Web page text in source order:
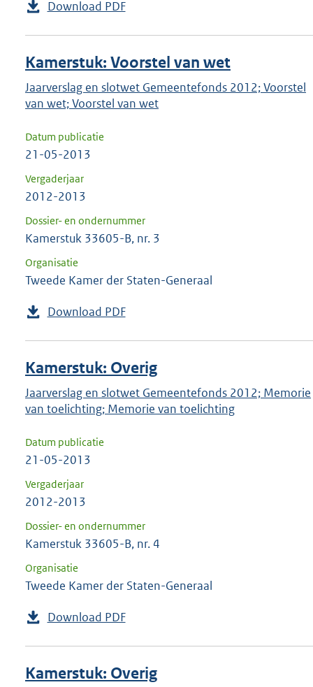
Download PDF
Kamerstuk: Voorstel van wet
Jaarverslag en slotwet Gemeentefonds 2012; Voorstel
van wet; Voorstel van wet
Datum publicatie
21-05-2013
Vergaderjaar
2012-2013
Dossier- en ondernummer
Kamerstuk 33605-B, nr. 3
Organisatie
Tweede Kamer der Staten-Generaal
Download PDF
Kamerstuk: Overig
Jaarverslag en slotwet Gemeentefonds 2012; Memorie
van toelichting; Memorie van toelichting
Datum publicatie
21-05-2013
Vergaderjaar
2012-2013
Dossier- en ondernummer
Kamerstuk 33605-B, nr. 4
Organisatie
Tweede Kamer der Staten-Generaal
Download PDF
Kamerstuk: Overig